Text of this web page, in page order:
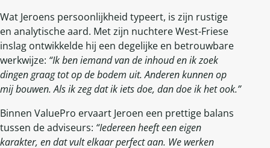
Wat Jeroens persoonlijkheid typeert, is zijn rustige
en analytische aard. Met zijn nuchtere West-Friese
inslag ontwikkelde hij een degelijke en betrouwbare
werkwijze: “Ik ben iemand van de inhoud en ik zoek
dingen graag tot op de bodem uit. Anderen kunnen op
mij bouwen. Als ik zeg dat ik iets doe, dan doe ik het ook.”
Binnen ValuePro ervaart Jeroen een prettige balans
tussen de adviseurs: “Iedereen heeft een eigen
karakter, en dat vult elkaar perfect aan. We werken